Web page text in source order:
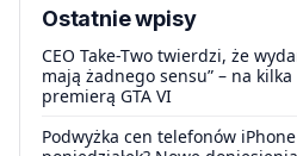
Ostatnie wpisy
CEO Take-Two twierdzi, że
mają żadnego sensu” – na
premierą GTA VI
Podwyżka cen telefonów